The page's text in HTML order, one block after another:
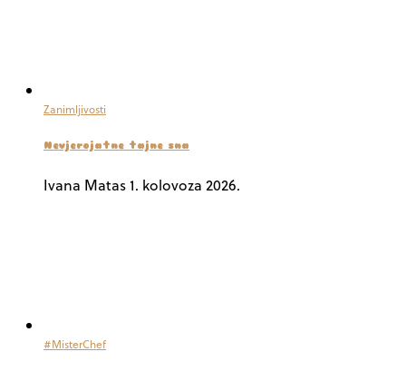
Zanimljivosti
Nevjerojatne tajne sna
Ivana Matas1. kolovoza 2026.
#MisterChef